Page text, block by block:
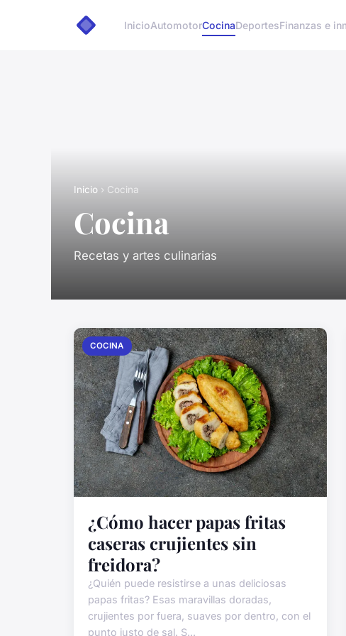
InicioAutomotorCocinaDeportesFinanzas e
Inicio › Cocina
Cocina
Recetas y artes culinarias
COCINA
¿Cómo hacer papas fritas
caseras crujientes sin
freidora?
¿Quién puede resistirse a unas deliciosas
papas fritas? Esas maravillas doradas,
crujientes por fuera, suaves por dentro, con el
punto justo de sal. S...